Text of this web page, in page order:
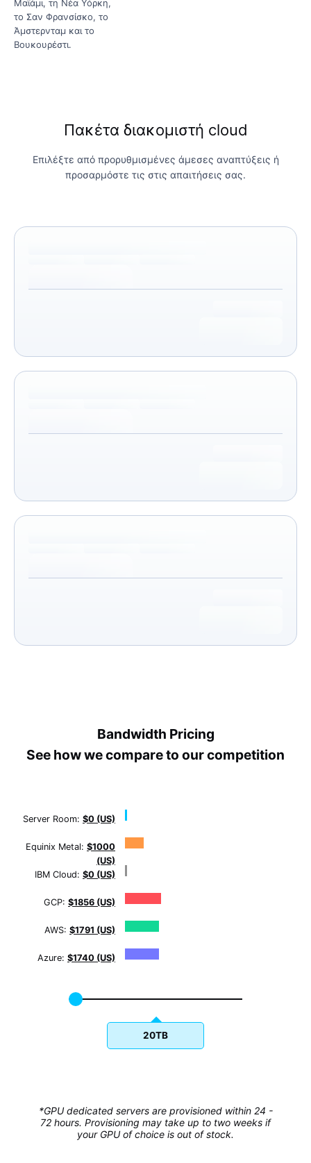
Μαϊάμι, τη Νέα Υόρκη,
το Σαν Φρανσίσκο, το
Άμστερνταμ και το
Βουκουρέστι.
Πακέτα διακομιστή cloud
Επιλέξτε από προρυθμισμένες άμεσες αναπτύξεις ή
προσαρμόστε τις στις απαιτήσεις σας.
Bandwidth Pricing
See how we compare to our competition
Server Room: $0 (US)
Equinix Metal: $1000
(US)
IBM Cloud: $0 (US)
GCP: $1856 (US)
AWS: $1791 (US)
Azure: $1740 (US)
20TB
*GPU dedicated servers are provisioned within 24 -
72 hours. Provisioning may take up to two weeks if
your GPU of choice is out of stock.